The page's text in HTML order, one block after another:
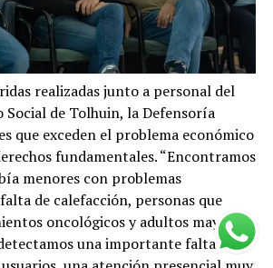
realizadas junto a personal del
Social de Tolhuin, la Defensoría
que exceden el problema económico
fundamentales. “Encontramos
menores con problemas
de calefacción, personas que
oncológicos y adultos mayores
una importante falta de